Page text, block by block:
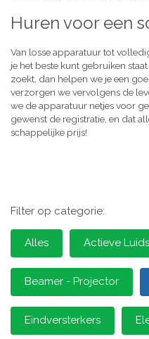
Huren voor een
Van losse apparatuur tot
je het beste kunt gebruiken
zoekt, dan helpen we je een
verzorgen we vervolgens de
we de apparatuur netjes voor
gewenst de registratie, en dat
schappelijke prijs!
Filter op categorie:
Alles Actieve
Beamer - Projector
Eindversterkers